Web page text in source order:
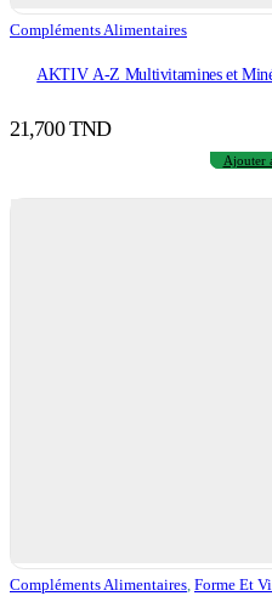
Compléments Alimentaires
AKTIV A-Z Multivitamines et
21,700TND
Ajouter
Compléments Alimentaires Forme Et